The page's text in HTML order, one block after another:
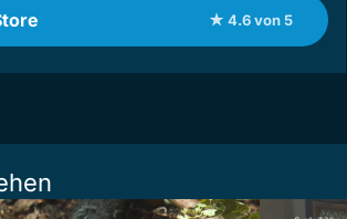
★ 4.6 von 5